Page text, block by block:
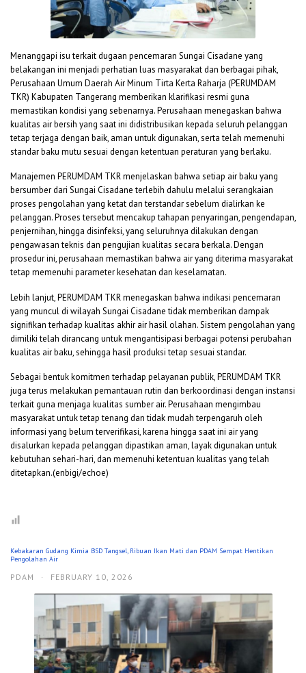
Menanggapi isu terkait dugaan pencemaran Sungai Cisadane yang
belakangan ini menjadi perhatian luas masyarakat dan berbagai pihak,
Perusahaan Umum Daerah Air Minum Tirta Kerta Raharja (PERUMDAM
TKR) Kabupaten Tangerang memberikan klarifikasi resmi guna
memastikan kondisi yang sebenarnya. Perusahaan menegaskan bahwa
kualitas air bersih yang saat ini didistribusikan kepada seluruh pelanggan
tetap terjaga dengan baik, aman untuk digunakan, serta telah memenuhi
standar baku mutu sesuai dengan ketentuan peraturan yang berlaku.
Manajemen PERUMDAM TKR menjelaskan bahwa setiap air baku yang
bersumber dari Sungai Cisadane terlebih dahulu melalui serangkaian
proses pengolahan yang ketat dan terstandar sebelum dialirkan ke
pelanggan. Proses tersebut mencakup tahapan penyaringan, pengendapan,
penjernihan, hingga disinfeksi, yang seluruhnya dilakukan dengan
pengawasan teknis dan pengujian kualitas secara berkala. Dengan
prosedur ini, perusahaan memastikan bahwa air yang diterima masyarakat
tetap memenuhi parameter kesehatan dan keselamatan.
Lebih lanjut, PERUMDAM TKR menegaskan bahwa indikasi pencemaran
yang muncul di wilayah Sungai Cisadane tidak memberikan dampak
signifikan terhadap kualitas akhir air hasil olahan. Sistem pengolahan yang
dimiliki telah dirancang untuk mengantisipasi berbagai potensi perubahan
kualitas air baku, sehingga hasil produksi tetap sesuai standar.
Sebagai bentuk komitmen terhadap pelayanan publik, PERUMDAM TKR
juga terus melakukan pemantauan rutin dan berkoordinasi dengan instansi
terkait guna menjaga kualitas sumber air. Perusahaan mengimbau
masyarakat untuk tetap tenang dan tidak mudah terpengaruh oleh
informasi yang belum terverifikasi, karena hingga saat ini air yang
disalurkan kepada pelanggan dipastikan aman, layak digunakan untuk
kebutuhan sehari-hari, dan memenuhi ketentuan kualitas yang telah
ditetapkan.(enbigi/echoe)
Kebakaran Gudang Kimia BSD Tangsel, Ribuan Ikan Mati dan PDAM Sempat Hentikan
Pengolahan Air
PDAM · FEBRUARY 10, 2026